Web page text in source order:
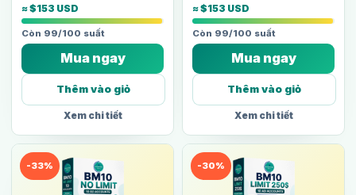
≈ $153 USD
Còn 99/100 suất
Mua ngay
Thêm vào giỏ
Xem chi tiết
≈ $153 USD
Còn 99/100 suất
Mua ngay
Thêm vào giỏ
Xem chi tiết
-33% -30%